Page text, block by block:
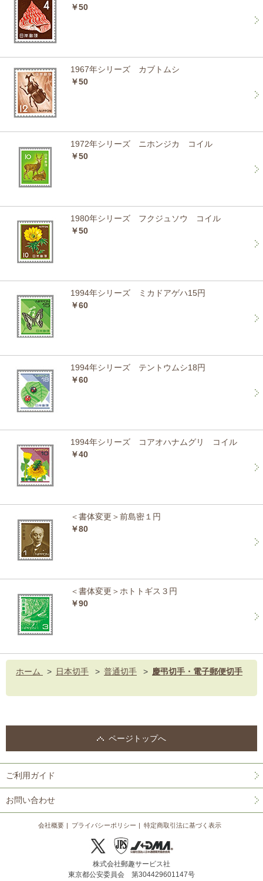
￥50
1967年シリーズ カブトムシ
￥50
1972年シリーズ ニホンジカ コイル
￥50
1980年シリーズ フクジュソウ コイル
￥50
1994年シリーズ ミカドアゲハ15円
￥60
1994年シリーズ テントウムシ18円
￥60
1994年シリーズ コアオハナムグリ コイル
￥40
＜書体変更＞前島密１円
￥80
＜書体変更＞ホトトギス３円
￥90
ホーム > 日本切手 > 普通切手 > 慶弔切手・電子郵便切手
ページトップへ
ご利用ガイド
お問い合わせ
会社概要 プライバシーポリシー 特定商取引法に基づく表示
株式会社郵趣サービス社
東京都公安委員会 第304429601147号